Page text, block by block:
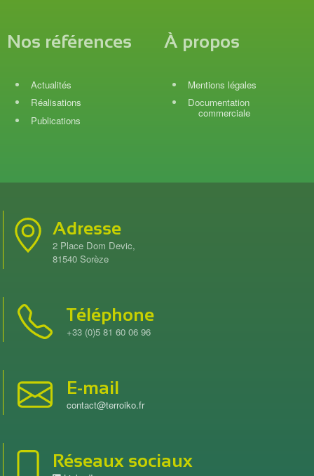
Nos références
Actualités
Réalisations
Publications
À propos
Mentions légales
Documentation
commerciale
Adresse
2 Place Dom Devic,
81540 Sorèze
Téléphone
+33 (0)5 81 60 06 96
E-mail
contact@terroiko.fr
Réseaux sociaux